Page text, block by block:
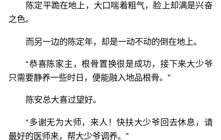
陈定平跪在地上，大口喘着粗气，脸上却满是兴奋
之色。
而另一边的陈定年，却是一动不动的倒在地上。
“恭喜陈家主，根骨置换很是成功，接下来大少爷
只需要静养一些时日，便能融入地品根骨。”
陈安总大喜过望好。
“多谢无为大师，来人！快扶大少爷回去休息，请
最好的医师来，帮大少爷调养。”